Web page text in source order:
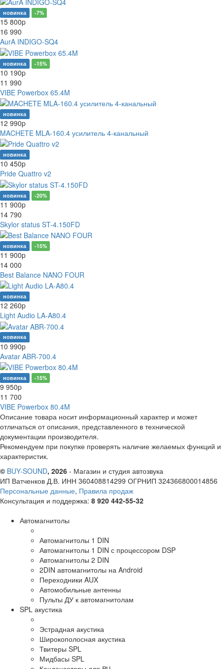
новинка -7%
15 800p
16 990
AurA INDIGO-SQ4
новинка -15%
10 190p
11 990
VIBE Powerbox 65.4M
новинка
12 990p
MACHETE MLA-160.4 усилитель 4-канальный
новинка
10 450p
Pride Quattro v2
новинка -20%
11 900p
14 790
Skylor status ST-4.150FD
новинка -15%
11 900p
14 000
Best Balance NANO FOUR
новинка
12 260p
Light Audio LA-A80.4
новинка
10 990p
Avatar ABR-700.4
новинка -15%
9 950p
11 700
VIBE Powerbox 80.4M
Описание товара носит информационный характер и может
отличаться от описания, представленного в технической
документации производителя.
Рекомендуем при покупке проверять наличие желаемых функций и
характеристик.
© BUY-SOUND, 2026 - Магазин и студия автозвука
ИП Ватченков Д.В. ИНН 360408814299 ОГРНИП 324366800014856
Персональные данные, Правила продаж
Консультация и поддержка: 8 920 442-55-32
Автомагнитолы
Автомагнитолы 1 DIN
Автомагнитолы 1 DIN с процессором DSP
Автомагнитолы 2 DIN
2DIN автомагнитолы на Android
Переходники AUX
Автомобильные антенны
Пульты ДУ к автомагнитолам
SPL акустика
Эстрадная акустика
Широкополосная акустика
Твитеры SPL
Мидбасы SPL